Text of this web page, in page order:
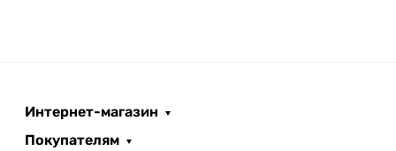
Интернет-магазин
Покупателям